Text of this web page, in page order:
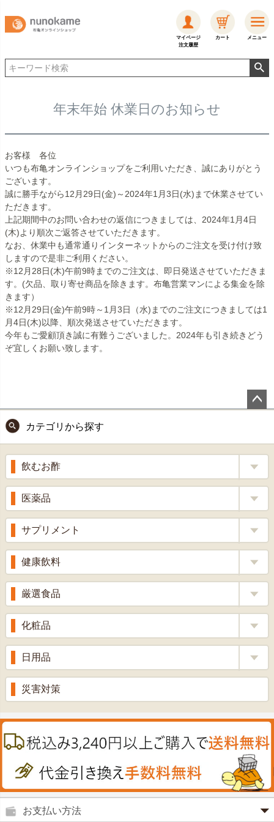
マイページ
注文履歴
カート メニュー
年末年始 休業日のお知らせ
お客様 各位
いつも布亀オンラインショップをご利用いただき、誠にありがとう
ございます。
誠に勝手ながら12月29日(金)～2024年1月3日(水)まで休業させてい
ただきます。
上記期間中のお問い合わせの返信につきましては、2024年1月4日
(木)より順次ご返答させていただきます。
なお、休業中も通常通りインターネットからのご注文を受け付け致
しますので是非ご利用ください。
※12月28日(木)午前9時までのご注文は、即日発送させていただきま
す。(欠品、取り寄せ商品を除きます。布亀営業マンによる集金を除
きます）
※12月29日(金)午前9時～1月3日（水)までのご注文につきましては1
月4日(木)以降、順次発送させていただきます。
今年もご愛顧頂き誠に有難うございました。2024年も引き続きどう
ぞ宜しくお願い致します。
ップ
へ
カテゴリから探す
飲むお酢
補酵素のちから
くろ酢
りんご酢
ざくろ酢
梅酢
医薬品
風邪薬
胃腸薬
整腸薬
解熱鎮痛剤
せきどめ
滋養強壮
消炎鎮痛剤
肌・皮膚のお薬
絆創膏
殺菌消毒液
鼻炎薬
サプリメント
ウコン
乳酸菌
ローヤルゼリー
牡蠣エキス
プロポリス
プラセンタ
肝油
鉄
ノコギリヤシ
グルコサミン
田七人参
健康飲料
健康茶
漢方茶
青汁・豆乳
甘酒
健康ドリンク
厳選食品
もち麦・十六穀米
生姜
丼の素
のど飴
うどん・そば
喜多方ラーメン
カレー・シチュー
化粧品
美容品
スキンクリーム＆美容パック
ウオッシュ＆ソープ
日用品
入浴剤
災害対策
お支払い方法